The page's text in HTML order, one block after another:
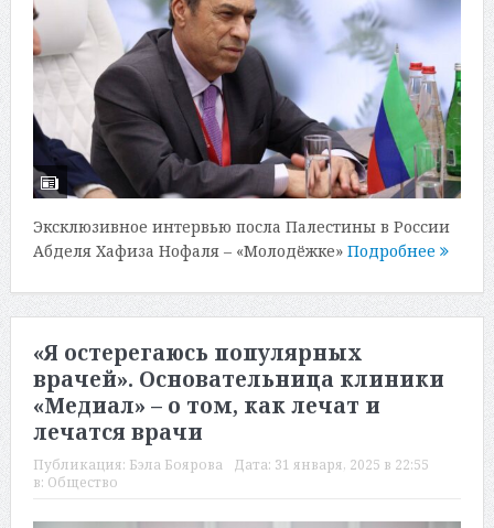
Эксклюзивное интервью посла Палестины в России
Абделя Хафиза Нофаля – «Молодёжке» Подробнее
«Я остерегаюсь популярных
врачей». Основательница клиники
«Медиал» – о том, как лечат и
лечатся врачи
Публикация: Бэла Боярова Дата: 31 января, 2025 в 22:55
в: Общество